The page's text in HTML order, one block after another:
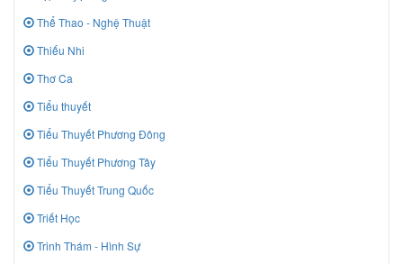
Thể Thao - Nghệ Thuật
Thiếu Nhi
Thơ Ca
Tiểu thuyết
Tiểu Thuyết Phương Đông
Tiểu Thuyết Phương Tây
Tiểu Thuyết Trung Quốc
Triết Học
Trinh Thám - Hình Sự